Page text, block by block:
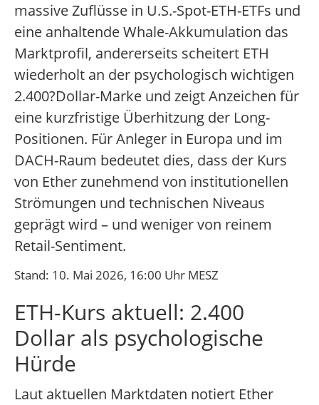
massive Zuflüsse in U.S.-Spot-ETH-ETFs und
eine anhaltende Whale-Akkumulation das
Marktprofil, andererseits scheitert ETH
wiederholt an der psychologisch wichtigen
2.400?Dollar-Marke und zeigt Anzeichen für
eine kurzfristige Überhitzung der Long-
Positionen. Für Anleger in Europa und im
DACH-Raum bedeutet dies, dass der Kurs
von Ether zunehmend von institutionellen
Strömungen und technischen Niveaus
geprägt wird – und weniger von reinem
Retail-Sentiment.
Stand: 10. Mai 2026, 16:00 Uhr MESZ
ETH-Kurs aktuell: 2.400
Dollar als psychologische
Hürde
Laut aktuellen Marktdaten notiert Ether